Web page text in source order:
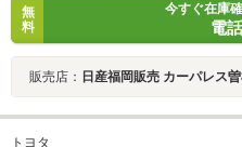
無
料
今すぐ在庫
電
販売店： 日産福岡販売 カーパレス
トヨタ